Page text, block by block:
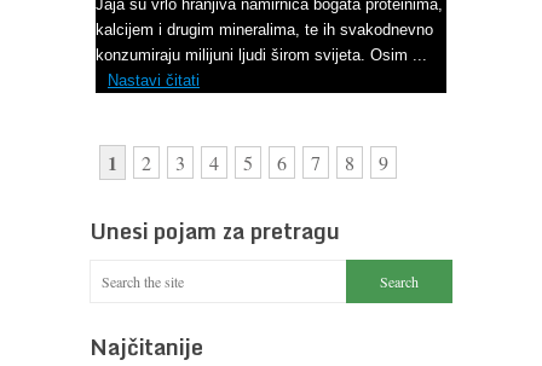
Jaja su vrlo hranjiva namirnica bogata proteinima,
kalcijem i drugim mineralima, te ih svakodnevno
konzumiraju milijuni ljudi širom svijeta. Osim ...
Nastavi čitati
1 2 3 4 5 6 7 8 9
Unesi pojam za pretragu
Najčitanije